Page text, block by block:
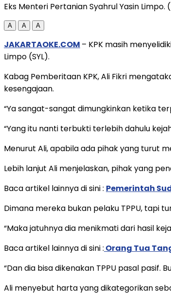
Eks Menteri Pertanian Syahrul Yasin
A A A
JAKARTAOKE.COM – KPK masih
Limpo (SYL).
Kabag Pemberitaan KPK, Ali Fikri
kesengajaan.
“Ya sangat-sangat dimungkinkan ketika
“Yang itu nanti terbukti terlebih dahulu
Menurut Ali, apabila ada pihak yang turut
Lebih lanjut Ali menjelaskan, pihak yang
Baca artikel lainnya di sini : Pemerintah
Dimana mereka bukan pelaku TPPU, tapi
“Maka jatuhnya dia menikmati dari hasil
Baca artikel lainnya di sini : Orang Tua
“Dan dia bisa dikenakan TPPU pasal pasif.
Ali menyebut harta yang dikategorikan